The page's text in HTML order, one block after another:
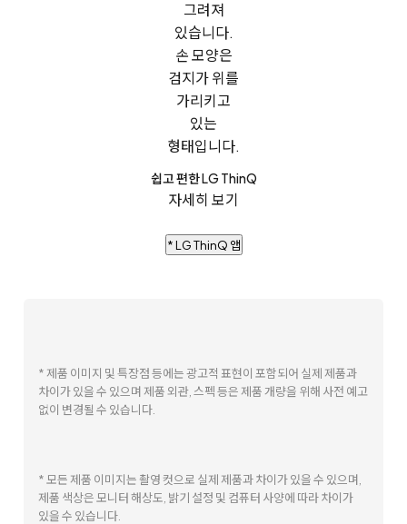
쉽고 편한 LG ThinQ
자세히 보기
* LG ThinQ 앱
* 제품 이미지 및 특장점 등에는 광고적 표현이 포함되어 실제 제품과
차이가 있을 수 있으며 제품 외관, 스펙 등은 제품 개량을 위해 사전 예고
없이 변경될 수 있습니다.
* 모든 제품 이미지는 촬영 컷으로 실제 제품과 차이가 있을 수 있으며,
제품 색상은 모니터 해상도, 밝기 설정 및 컴퓨터 사양에 따라 차이가
있을 수 있습니다.